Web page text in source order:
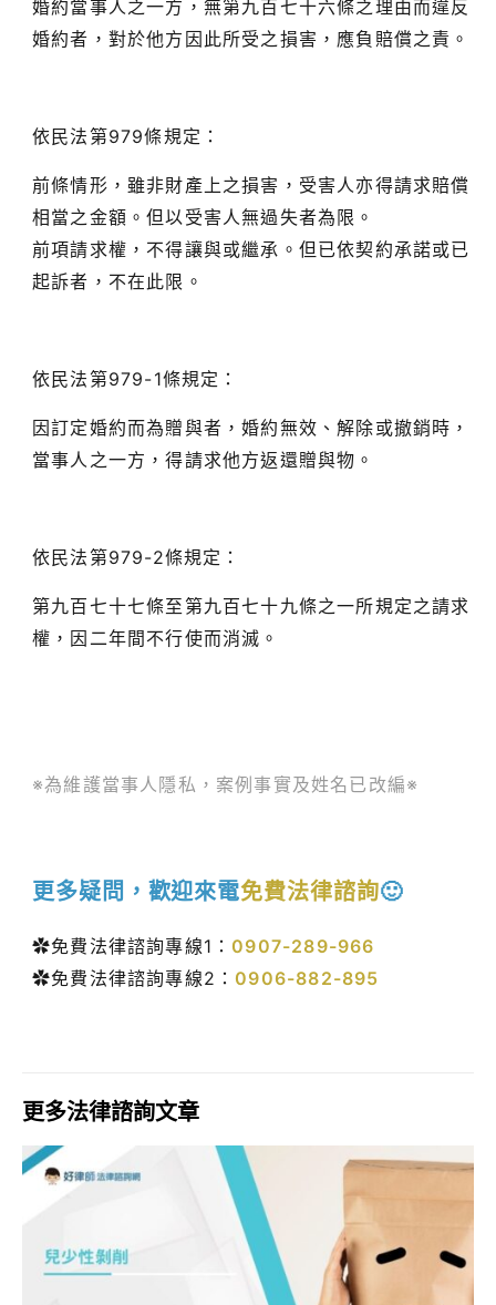
婚約當事人之一方，無第九百七十六條之理由而違反
婚約者，對於他方因此所受之損害，應負賠償之責。
依民法第979條規定：
前條情形，雖非財產上之損害，受害人亦得請求賠償
相當之金額。但以受害人無過失者為限。
前項請求權，不得讓與或繼承。但已依契約承諾或已
起訴者，不在此限。
依民法第979-1條規定：
因訂定婚約而為贈與者，婚約無效、解除或撤銷時，
當事人之一方，得請求他方返還贈與物。
依民法第979-2條規定：
第九百七十七條至第九百七十九條之一所規定之請求
權，因二年間不行使而消滅。
※為維護當事人隱私，案例事實及姓名已改編※
更多疑問，歡迎來電免費法律諮詢🙂
✿免費法律諮詢專線1： 0907-289-966
✿免費法律諮詢專線2： 0906-882-895
更多法律諮詢文章